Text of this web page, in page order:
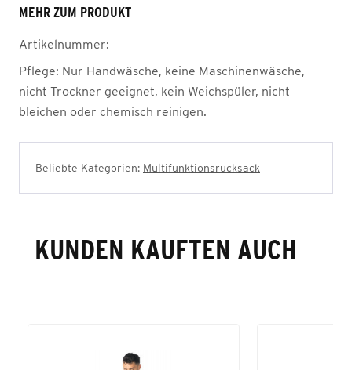
MEHR ZUM PRODUKT
Artikelnummer:
Pflege: Nur Handwäsche, keine Maschinenwäsche,
nicht Trockner geeignet, kein Weichspüler, nicht
bleichen oder chemisch reinigen.
Beliebte Kategorien: Multifunktionsrucksack
KUNDEN KAUFTEN AUCH